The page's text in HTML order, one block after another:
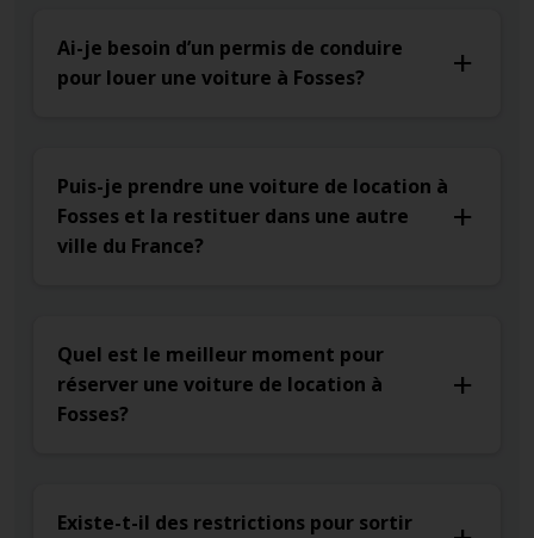
Ai-je besoin d’un permis de conduire
pour louer une voiture à Fosses?
Puis-je prendre une voiture de location à
Fosses et la restituer dans une autre
ville du France?
Quel est le meilleur moment pour
réserver une voiture de location à
Fosses?
Existe-t-il des restrictions pour sortir